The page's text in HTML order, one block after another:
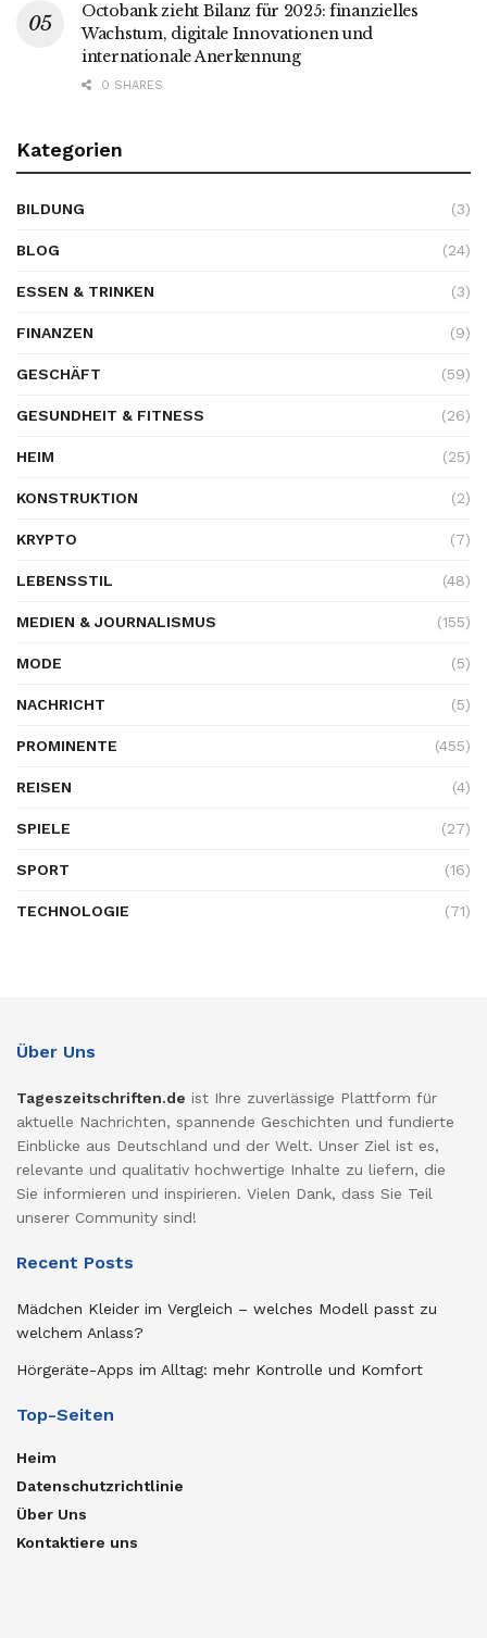
Octobank zieht Bilanz für 2025: finanzielles
Wachstum, digitale Innovationen und
internationale Anerkennung
0 SHARES
Kategorien
BILDUNG (3)
BLOG (24)
ESSEN & TRINKEN (3)
FINANZEN (9)
GESCHÄFT (59)
GESUNDHEIT & FITNESS (26)
HEIM (25)
KONSTRUKTION (2)
KRYPTO (7)
LEBENSSTIL (48)
MEDIEN & JOURNALISMUS (155)
MODE (5)
NACHRICHT (5)
PROMINENTE (455)
REISEN (4)
SPIELE (27)
SPORT (16)
TECHNOLOGIE (71)
Über Uns
Tageszeitschriften.de ist Ihre zuverlässige Plattform für
aktuelle Nachrichten, spannende Geschichten und fundierte
Einblicke aus Deutschland und der Welt. Unser Ziel ist es,
relevante und qualitativ hochwertige Inhalte zu liefern, die
Sie informieren und inspirieren. Vielen Dank, dass Sie Teil
unserer Community sind!
Recent Posts
Mädchen Kleider im Vergleich – welches Modell passt zu
welchem Anlass?
Hörgeräte-Apps im Alltag: mehr Kontrolle und Komfort
Top-Seiten
Heim
Datenschutzrichtlinie
Über Uns
Kontaktiere uns